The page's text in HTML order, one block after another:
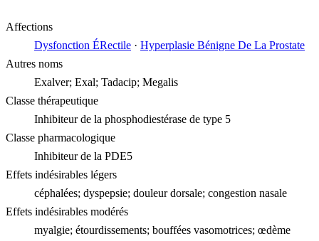
Affections
Dysfonction ÉRectile · Hyperplasie Bénigne De La Prostate
Autres noms
Exalver; Exal; Tadacip; Megalis
Classe thérapeutique
Inhibiteur de la phosphodiestérase de type 5
Classe pharmacologique
Inhibiteur de la PDE5
Effets indésirables légers
céphalées; dyspepsie; douleur dorsale; congestion nasale
Effets indésirables modérés
myalgie; étourdissements; bouffées vasomotrices; œdème